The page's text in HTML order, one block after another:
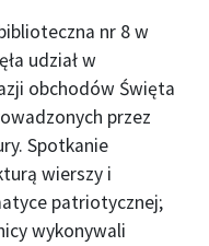
nr 8 w
udział w
obchodów Święta
przez
Spotkanie
wierszy i
patriotycznej;
wykonywali